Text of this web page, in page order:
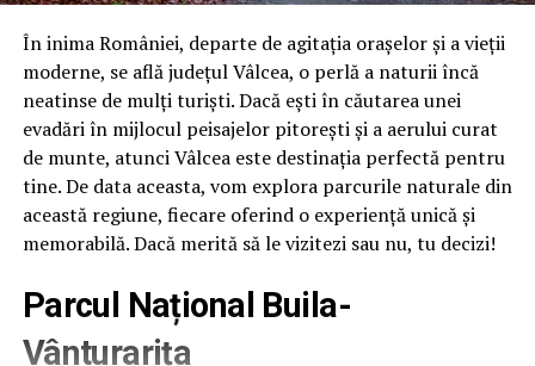
În inima României, departe de agitația orașelor și a vieții
moderne, se află județul Vâlcea, o perlă a naturii încă
neatinse de mulți turiști. Dacă ești în căutarea unei
evadări în mijlocul peisajelor pitorești și a aerului curat
de munte, atunci Vâlcea este destinația perfectă pentru
tine. De data aceasta, vom explora parcurile naturale din
această regiune, fiecare oferind o experiență unică și
memorabilă. Dacă merită să le vizitezi sau nu, tu decizi!
Parcul Național Buila-
Vânturarița